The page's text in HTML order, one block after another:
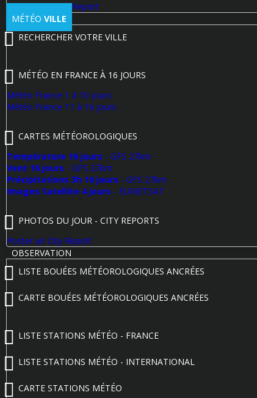
Poster un Snow Report
MÉTÉO VILLE
RECHERCHER VOTRE VILLE
MÉTÉO EN FRANCE À 16 JOURS
Météo France 1 à 10 jours
Météo France 11 à 16 jours
CARTES MÉTÉOROLOGIQUES
Température 16 jours - GFS 27km
Vent 16 jours - GFS 27km
Précipitations 3h 16 jours - GFS 27km
Images Satellite 4 jours - EUMETSAT
PHOTOS DU JOUR - CITY REPORTS
Poster un City Report
OBSERVATION
LISTE BOUÉES MÉTÉOROLOGIQUES ANCRÉES
CARTE BOUÉES MÉTÉOROLOGIQUES ANCRÉES
LISTE STATIONS MÉTÉO - FRANCE
LISTE STATIONS MÉTÉO - INTERNATIONAL
CARTE STATIONS MÉTÉO